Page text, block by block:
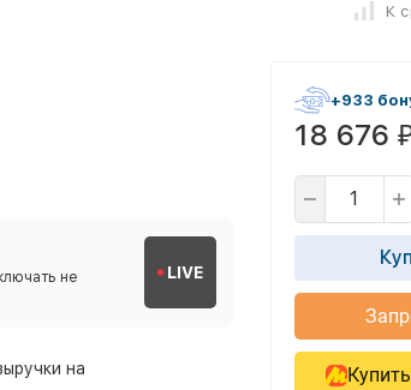
К
не
LIVE
на
+933
18 676